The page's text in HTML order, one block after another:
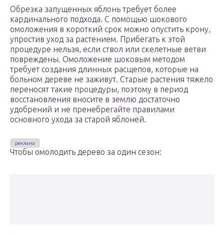
Обрезка запущенных яблонь требует более
кардинального подхода. С помощью шокового
омоложения в короткий срок можно опустить крону,
упростив уход за растением. Прибегать к этой
процедуре нельзя, если ствол или скелетные ветви
повреждены. Омоложение шоковым методом
требует создания длинных расщепов, которые на
больном дереве не заживут. Старые растения тяжело
переносят такие процедуры, поэтому в период
восстановления вносите в землю достаточно
удобрений и не пренебрегайте правилами
основного ухода за старой яблоней.
Чтобы омолодить дерево за один сезон: